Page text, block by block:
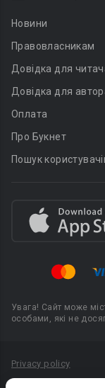
Новини
Правовласникам
Довідка для
Довідка для
Оплата
Про Букнет
Пошук
Увага! Сайт може
особами, які не
Privacy policy